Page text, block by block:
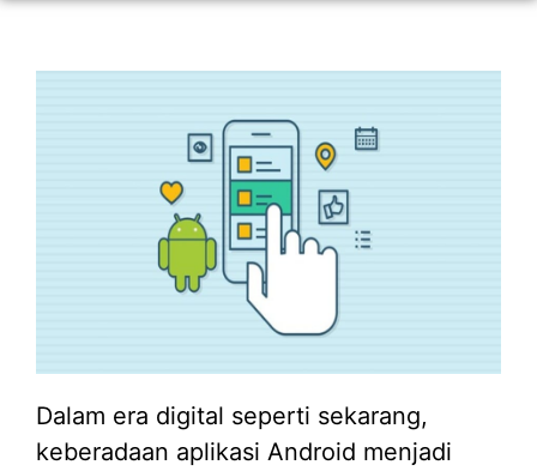
Dalam era digital seperti sekarang,
keberadaan aplikasi Android menjadi